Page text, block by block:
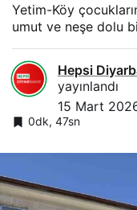
Yetim-Köy
umut ve neşe dolu
Hepsi
yayınlandı
15 Mart
0dk, 47sn